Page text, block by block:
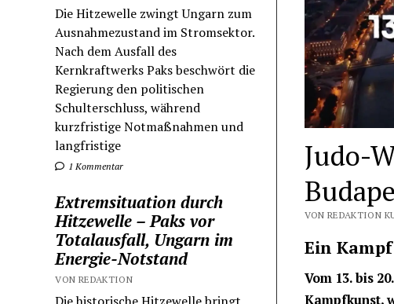
Die Hitzewelle zwingt Ungarn zum
Ausnahmezustand im Stromsektor.
Nach dem Ausfall des
Kernkraftwerks Paks beschwört die
Regierung den politischen
Schulterschluss, während
kurzfristige Notmaßnahmen und
langfristige
1 Kommentar
Extremsituation durch
Hitzewelle – Paks vor
Totalausfall, Ungarn im
Energie-Notstand
VON REDAKTION
Judo-
VON REDAKTION
Ein
Vom 13. bis
Kampfkunst,